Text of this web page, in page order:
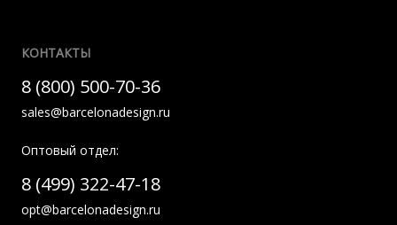
КОНТАКТЫ
8 (800) 500-70-36
sales@barcelonadesign.ru
Оптовый отдел:
8 (499) 322-47-18
opt@barcelonadesign.ru